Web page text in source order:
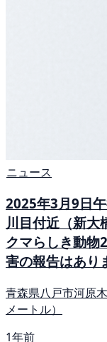
ニュース
2025年3月9日
川目付近（新大
クマらしき動物
害の報告はあり
青森県八戸市河原
メートル）
1年前